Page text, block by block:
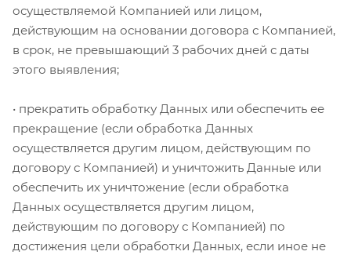
осуществляемой Компанией или лицом,
действующим на основании договора с Компанией,
в срок, не превышающий 3 рабочих дней с даты
этого выявления;
• прекратить обработку Данных или обеспечить ее
прекращение (если обработка Данных
осуществляется другим лицом, действующим по
договору с Компанией) и уничтожить Данные или
обеспечить их уничтожение (если обработка
Данных осуществляется другим лицом,
действующим по договору с Компанией) по
достижения цели обработки Данных, если иное не